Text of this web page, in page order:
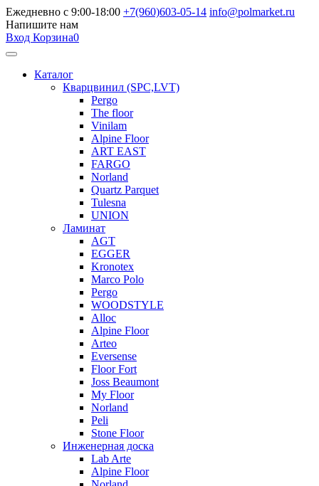
Ежедневно с 9:00-18:00 +7(960)603-05-14 info@polmarket.ru
Напишите нам
Вход Корзина0
Каталог
Кварцвинил (SPC,LVT)
Pergo
The floor
Vinilam
Alpine Floor
ART EAST
FARGO
Norland
Quartz Parquet
Tulesna
UNION
Ламинат
AGT
EGGER
Kronotex
Marco Polo
Pergo
WOODSTYLE
Alloc
Alpine Floor
Arteo
Eversense
Floor Fort
Joss Beaumont
My Floor
Norland
Peli
Stone Floor
Инженерная доска
Lab Arte
Alpine Floor